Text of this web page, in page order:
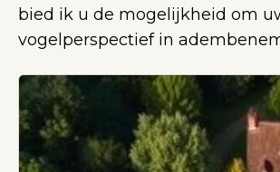
bied ik u de mogelijkheid om
vogelperspectief in